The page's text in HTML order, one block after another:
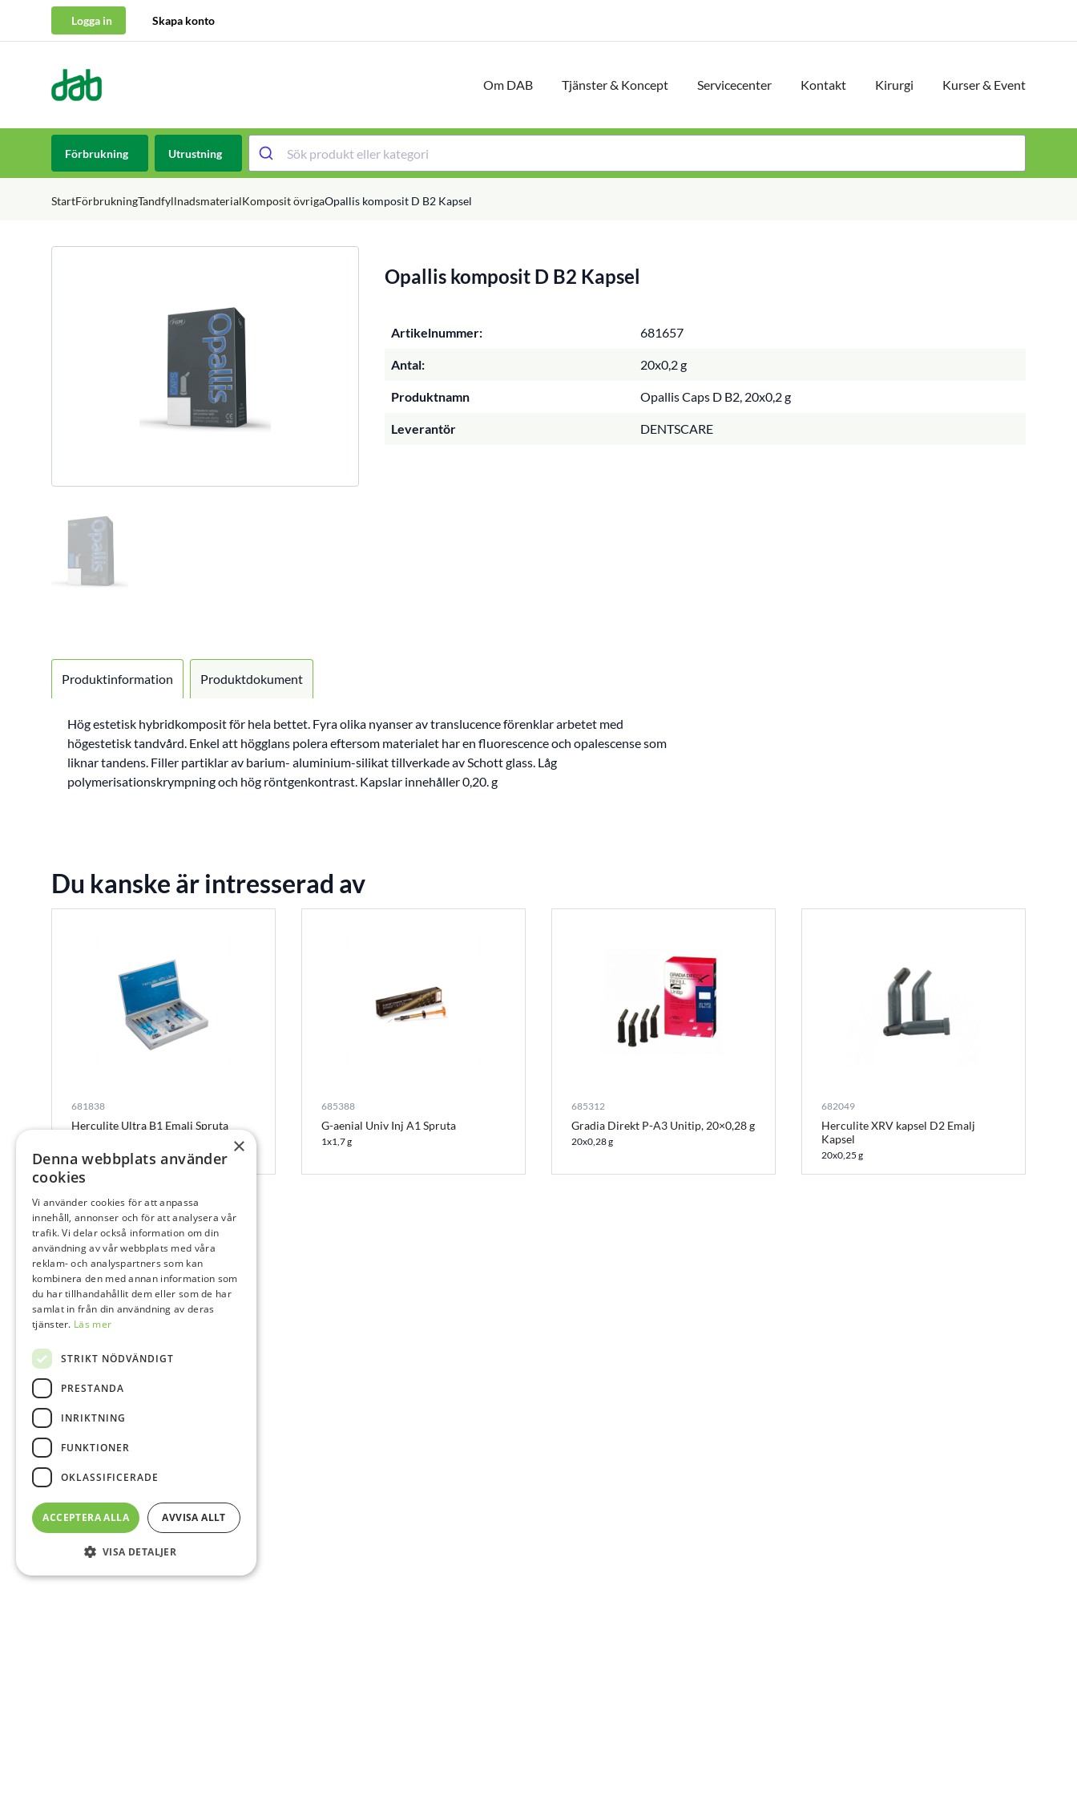
Logga in Skapa konto
DAB Dental Om DAB Tjänster & Koncept Servicecenter Kontakt Kirurgi Kurser & Event
Förbrukning Utrustning
StartFörbrukningTandfyllnadsmaterialKomposit övrigaOpallis komposit D B2 Kapsel
Opallis komposit D B2 Kapsel
Artikelnummer: 681657
Antal: 20x0,2 g
Produktnamn Opallis Caps D B2, 20x0,2 g
Leverantör DENTSCARE
Produktinformation
Hög estetisk hybridkomposit för hela bettet. Fyra olika nyanser av translucence förenklar arbetet med
högestetisk tandvård. Enkel att högglans polera eftersom materialet har en fluorescence och opalescense som
liknar tandens. Filler partiklar av barium- aluminium-silikat tillverkade av Schott glass. Låg
polymerisationskrympning och hög röntgenkontrast. Kapslar innehåller 0,20. g
Produktdokument
Du kanske är intresserad av
681838
Herculite Ultra B1 Emalj Spruta
685388
G-aenial Univ Inj A1 Spruta
1x1,7 g
685312
Gradia Direkt P-A3 Unitip, 20×0,28 g
20x0,28 g
682049
Herculite XRV kapsel D2 Emalj
Kapsel
20x0,25 g
×
Denna webbplats använder
cookies
Vi använder cookies för att anpassa
innehåll, annonser och för att analysera vår
trafik. Vi delar också information om din
användning av vår webbplats med våra
reklam- och analyspartners som kan
kombinera den med annan information som
du har tillhandahållit dem eller som de har
samlat in från din användning av deras
tjänster. Läs mer
STRIKT NÖDVÄNDIGT
PRESTANDA
INRIKTNING
FUNKTIONER
OKLASSIFICERADE
ACCEPTERA ALLA AVVISA ALLT
VISA DETALJER